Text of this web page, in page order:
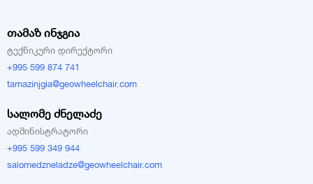
თამაზ ინჯგია
ტექნიკური დირექტორი
+995 599 874 741
tamazinjgia@geowheelchair.com
სალომე ძნელაძე
ადმინისტრატორი
+995 599 349 944
salomedzneladze@geowheelchair.com